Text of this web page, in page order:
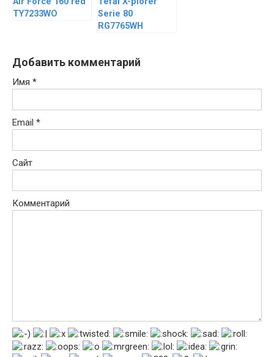
TY7233WO
Serie 80
RG7765WH
Добавить комментарий
Имя *
Email *
Сайт
Комментарий